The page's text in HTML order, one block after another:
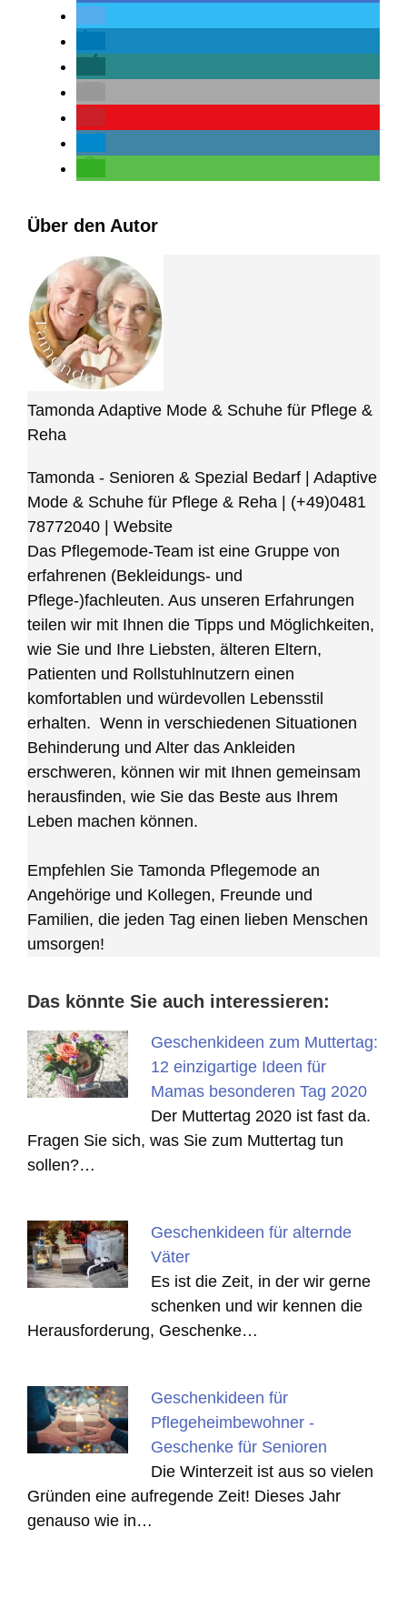
Über den Autor
Tamonda Adaptive Mode & Schuhe für Pflege &
Reha
Tamonda - Senioren & Spezial Bedarf | Adaptive
Mode & Schuhe für Pflege & Reha
(+49)0481
78772040
Website
Das Pflegemode-Team ist eine Gruppe von
erfahrenen (Bekleidungs- und
Pflege-)fachleuten. Aus unseren Erfahrungen
teilen wir mit Ihnen die Tipps und Möglichkeiten,
wie Sie und Ihre Liebsten, älteren Eltern,
Patienten und Rollstuhlnutzern einen
komfortablen und würdevollen Lebensstil
erhalten. Wenn in verschiedenen Situationen
Behinderung und Alter das Ankleiden
erschweren, können wir mit Ihnen gemeinsam
herausfinden, wie Sie das Beste aus Ihrem
Leben machen können.
Empfehlen Sie Tamonda Pflegemode an
Angehörige und Kollegen, Freunde und
Familien, die jeden Tag einen lieben Menschen
umsorgen!
Das könnte Sie auch interessieren:
Geschenkideen zum Muttertag:
12 einzigartige Ideen für
Mamas besonderen Tag 2020
Der Muttertag 2020 ist fast da.
Fragen Sie sich, was Sie zum Muttertag tun
sollen?…
Geschenkideen für alternde
Väter
Es ist die Zeit, in der wir gerne
schenken und wir kennen die
Herausforderung, Geschenke…
Geschenkideen für
Pflegeheimbewohner -
Geschenke für Senioren
Die Winterzeit ist aus so vielen
Gründen eine aufregende Zeit! Dieses Jahr
genauso wie in…